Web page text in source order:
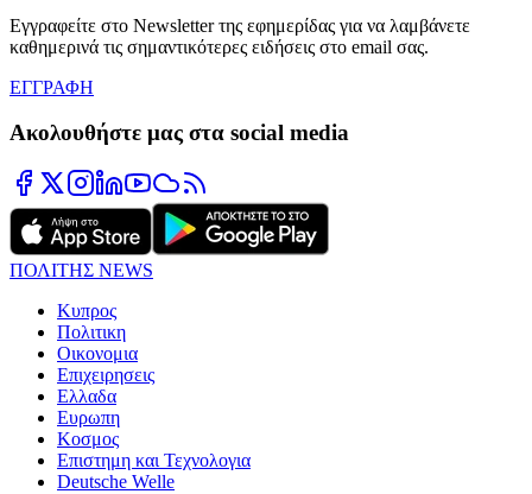
Εγγραφείτε στο Newsletter της εφημερίδας για να λαμβάνετε
καθημερινά τις σημαντικότερες ειδήσεις στο email σας.
ΕΓΓΡΑΦΗ
Ακολουθήστε μας στα social media
ΠΟΛΙΤΗΣ NEWS
Κυπρος
Πολιτικη
Οικονομια
Επιχειρησεις
Ελλαδα
Ευρωπη
Κοσμος
Επιστημη και Τεχνολογια
Deutsche Welle